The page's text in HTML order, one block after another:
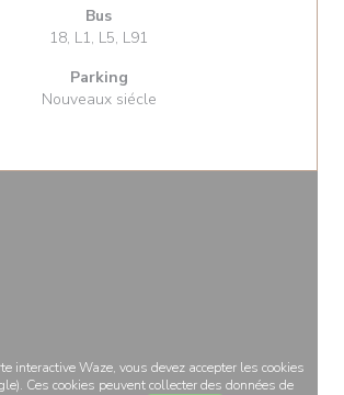
Bus
18, L1, L5, L91
Parking
Nouveaux siécle
interactive Waze, vous devez accepter les cookies
Ces cookies peuvent collecter des données de